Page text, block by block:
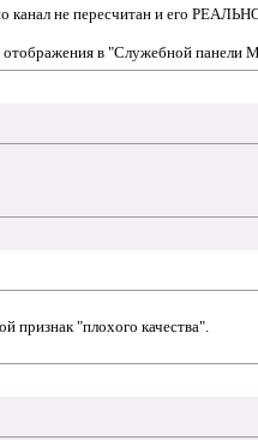
канал не пересчитан и его
отображения в "Служебной панели
признак "плохого качества".